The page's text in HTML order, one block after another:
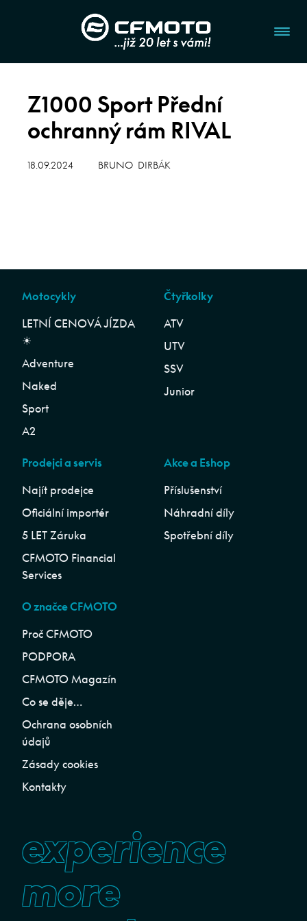
Z1000 Sport Přední
ochranný rám RIVAL
18.09.2024 BRUNO DIRBÁK
Motocykly
LETNÍ CENOVÁ JÍZDA
☀︎
Adventure
Naked
Sport
A2
Čtyřkolky
ATV
UTV
SSV
Junior
Prodejci a servis
Najít prodejce
Oficiální importér
5 LET Záruka
CFMOTO Financial
Services
Akce a Eshop
Příslušenství
Náhradní díly
Spotřební díly
O značce CFMOTO
Proč CFMOTO
PODPORA
CFMOTO Magazín
Co se děje…
Ochrana osobních
údajů
Zásady cookies
Kontakty
experience
more